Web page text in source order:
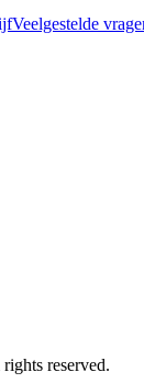
Veelgestelde
reserved.